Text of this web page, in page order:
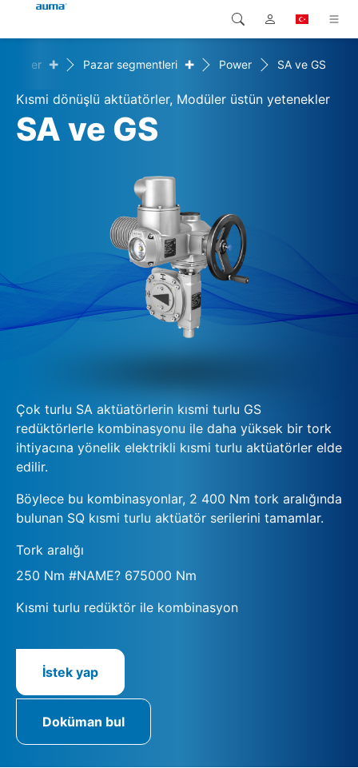
Ürünler
Çözümler
İrtibat kurulacak kişi
Global
Avrupa
Kuzey Amerika
Arama
+ Pazar segmentleri + Power SA ve GS
Kısmi dönüşlü aktüatörler, Modüler üstün yetenekler
SA ve GS
Çok turlu SA aktüatörlerin kısmi turlu GS
redüktörlerle kombinasyonu ile daha yüksek bir tork
ihtiyacına yönelik elektrikli kısmi turlu aktüatörler elde
edilir.
Böylece bu kombinasyonlar, 2 400 Nm tork aralığında
bulunan SQ kısmi turlu aktüatör serilerini tamamlar.
Tork aralığı
250 Nm #NAME? 675000 Nm
Kısmi turlu redüktör ile kombinasyon
İstek yap
Doküman bul